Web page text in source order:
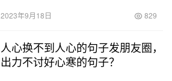
2023年9月18日 829
人心换不到人心的句子发朋友圈，
出力不讨好心寒的句子？